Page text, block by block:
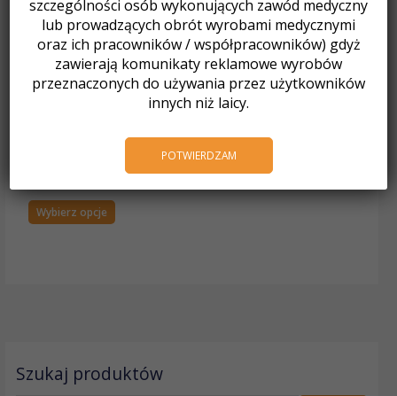
Szukaj produktów
z
Wybierz opcje
ma
wiele
wariantów.
Opcje
można
wybrać
szczególności osób wykonujących zawód medyczny
lub prowadzących obrót wyrobami medycznymi
oraz ich pracowników / współpracowników) gdyż
zawierają komunikaty reklamowe wyrobów
przeznaczonych do używania przez użytkowników
innych niż laicy.
POTWIERDZAM